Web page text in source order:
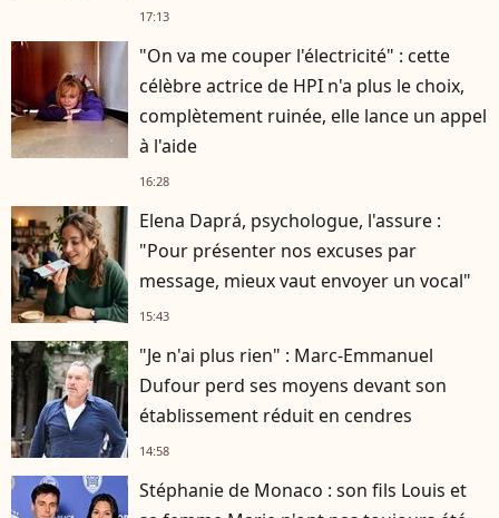
17:13
"On va me couper l'électricité" : cette
célèbre actrice de HPI n'a plus le choix,
complètement ruinée, elle lance un appel
à l'aide
16:28
Elena Daprá, psychologue, l'assure :
"Pour présenter nos excuses par
message, mieux vaut envoyer un vocal"
15:43
"Je n'ai plus rien" : Marc-Emmanuel
Dufour perd ses moyens devant son
établissement réduit en cendres
14:58
Stéphanie de Monaco : son fils Louis et